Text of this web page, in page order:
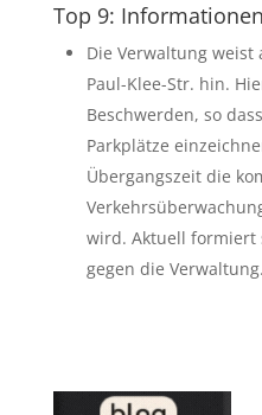
Top 9:
Die Verwaltung
Paul-Klee-Str. hin.
Beschwerden, so
Parkplätze
Übergangszeit die
wird. Aktuell formiert
gegen die Verwaltung.